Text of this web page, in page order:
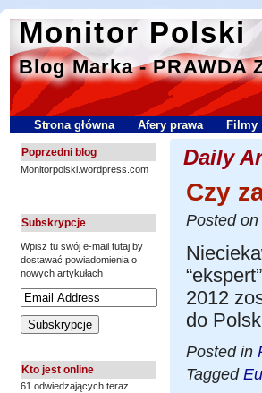
Monitor Polski
Blog Marka - PRAWDA
Strona główna Afery prawa Filmy
Poprzedni blog
Monitorpolski.wordpress.com
Subskrypcje
Wpisz tu swój e-mail tutaj by
dostawać powiadomienia o
nowych artykułach
Kto jest online
61 odwiedzających teraz
Daily
Czy
Posted on
2012
do
Posted in
Tagged